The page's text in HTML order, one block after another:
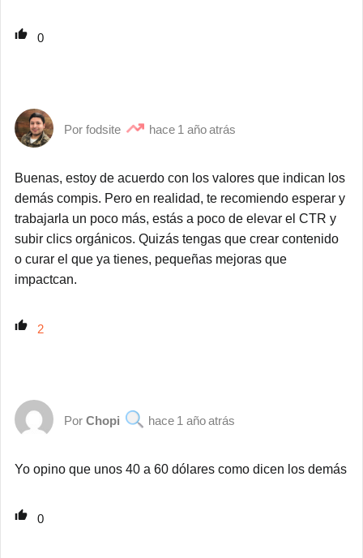
0
fodsite 1 año atrás
Buenas, estoy de acuerdo con los valores que indican los
demás compis. Pero en realidad, te recomiendo esperar y
trabajarla un poco más, estás a poco de elevar el CTR y
subir clics orgánicos. Quizás tengas que crear contenido
o curar el que ya tienes, pequeñas mejoras que
impactcan.
2
Chopi 1 año atrás
Yo opino que unos 40 a 60 dólares como dicen los demás
0